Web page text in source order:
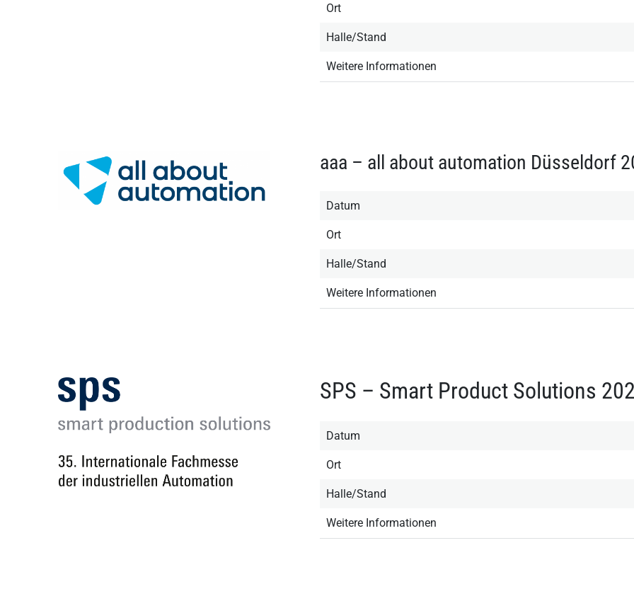
Ort
Halle/Stand
Weitere Informationen
aaa – all about automation Düsseldorf
Datum
Ort
Halle/Stand
Weitere Informationen
SPS – Smart Product Solutions
Datum
Ort
Halle/Stand
Weitere Informationen